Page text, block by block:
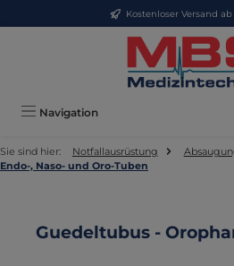
Zum Hauptinhalt springenKostenloser Versand ab
Navigation
Sie sind hier: Notfallausrüstung
Endo-, Naso- und Oro-Tuben
Guedeltubus -